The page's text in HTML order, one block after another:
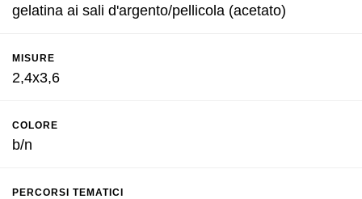
gelatina ai sali d'argento/pellicola (acetato)
MISURE
2,4x3,6
COLORE
b/n
PERCORSI TEMATICI